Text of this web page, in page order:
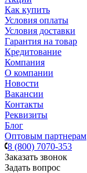
Как купить
Условия оплаты
Условия доставки
Гарантия на товар
Кредитование
Компания
О компании
Новости
Вакансии
Контакты
Реквизиты
Блог
Оптовым партнерам
8 (800) 7070-353
Заказать звонок
Задать вопрос